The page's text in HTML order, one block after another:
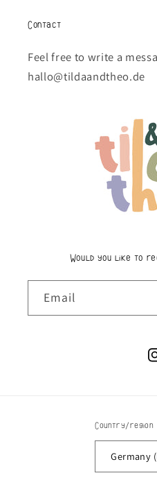
Contact
Feel free to write a
hallo@tildaandtheo.de
Would you like to
Email
Country/region
Germany